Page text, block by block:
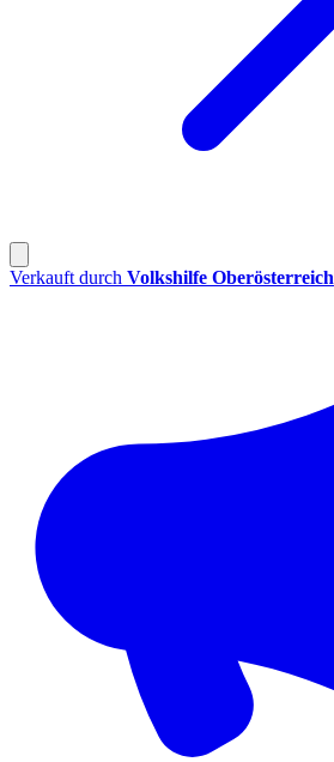
Verkauft durch Volkshilfe Oberösterreich